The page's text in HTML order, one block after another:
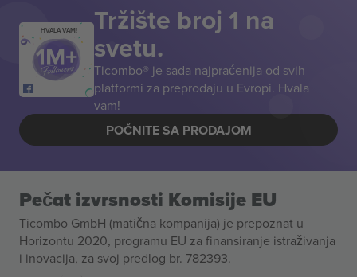
HVALA VAM! Tržište broj 1 na
svetu.
Ticombo® je sada najpraćenija od svih
platformi za preprodaju u Evropi. Hvala
vam!
POČNITE SA PRODAJOM
Pečat izvrsnosti Komisije EU
Ticombo GmbH (matična kompanija) je prepoznat u
Horizontu 2020, programu EU za finansiranje istraživanja
i inovacija, za svoj predlog br. 782393.